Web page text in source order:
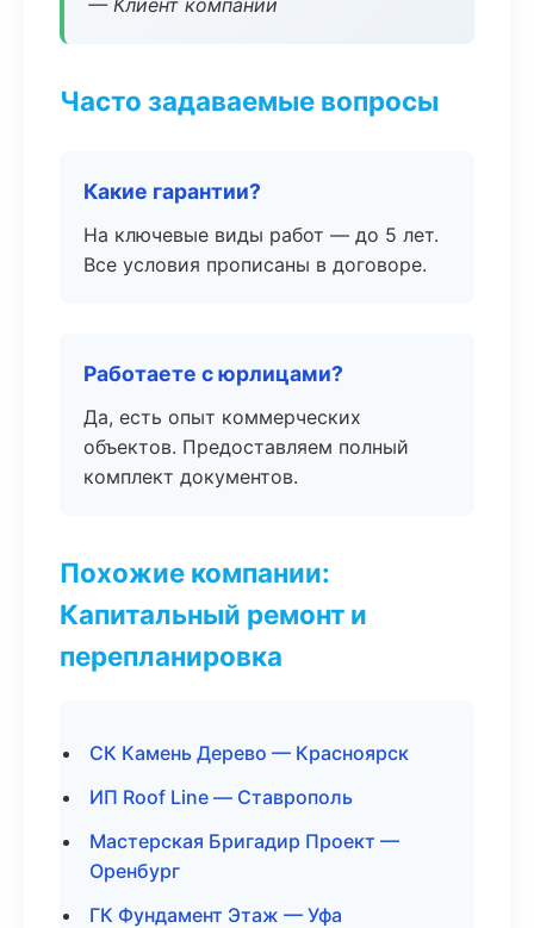
— Клиент компании
Часто задаваемые вопросы
Какие гарантии?
На ключевые виды работ — до 5 лет.
Все условия прописаны в договоре.
Работаете с юрлицами?
Да, есть опыт коммерческих
объектов. Предоставляем полный
комплект документов.
Похожие компании:
Капитальный ремонт и
перепланировка
СК Камень Дерево — Красноярск
ИП Roof Line — Ставрополь
Мастерская Бригадир Проект —
Оренбург
ГК Фундамент Этаж — Уфа